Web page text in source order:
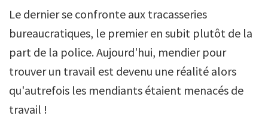
Le dernier se confronte aux tracasseries
bureaucratiques, le premier en subit plutôt de la
part de la police. Aujourd'hui, mendier pour
trouver un travail est devenu une réalité alors
qu'autrefois les mendiants étaient menacés de
travail !